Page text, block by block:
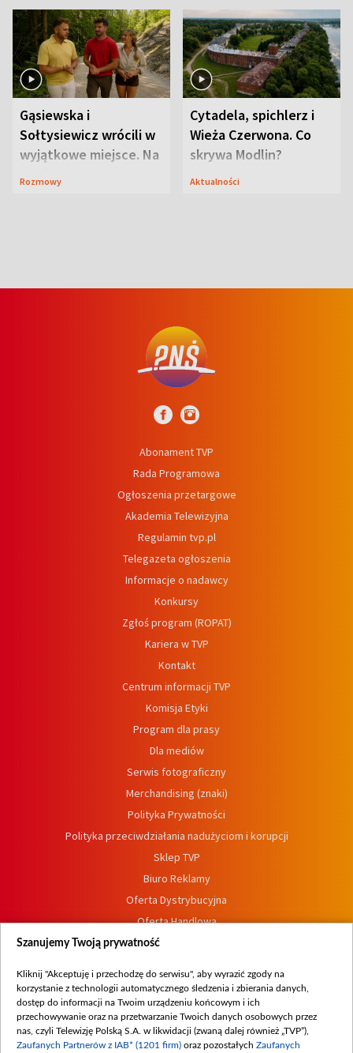
Gąsiewska i
Sołtysiewicz wrócili w
wyjątkowe miejsce. Na
szlaku czekał
Rozmowy
Cytadela, spichlerz i
Wieża Czerwona. Co
skrywa Modlin?
Aktualności
Abonament TVP
Rada Programowa
Ogłoszenia przetargowe
Akademia Telewizyjna
Regulamin tvp.pl
Telegazeta ogłoszenia
Informacje o nadawcy
Konkursy
Zgłoś program (ROPAT)
Kariera w TVP
Kontakt
Centrum informacji TVP
Komisja Etyki
Program dla prasy
Dla mediów
Serwis fotograficzny
Merchandising (znaki)
Polityka Prywatności
Polityka przeciwdziałania nadużyciom i korupcji
Sklep TVP
Biuro Reklamy
Oferta Dystrybucyjna
Oferta Handlowa
Dostępność
Procedura zgłoszeń wewnętrznych
Szanujemy Twoją prywatność
Kliknij "Akceptuję i przechodzę do serwisu", aby wyrazić zgody na
korzystanie z technologii automatycznego śledzenia i zbierania danych,
dostęp do informacji na Twoim urządzeniu końcowym i ich
przechowywanie oraz na przetwarzanie Twoich danych osobowych przez
nas, czyli Telewizję Polską S.A. w likwidacji (zwaną dalej również „TVP”),
Zaufanych Partnerów z IAB* (1201 firm) oraz pozostałych Zaufanych